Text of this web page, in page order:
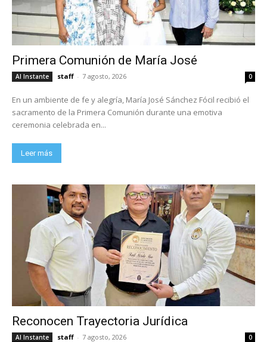
Primera Comunión de María José
Al Instante staff - 7 agosto, 2026 0
En un ambiente de fe y alegría, María José Sánchez Fócil recibió el
sacramento de la Primera Comunión durante una emotiva
ceremonia celebrada en...
Leer más
Reconocen Trayectoria Jurídica
Al Instante staff - 7 agosto, 2026 0